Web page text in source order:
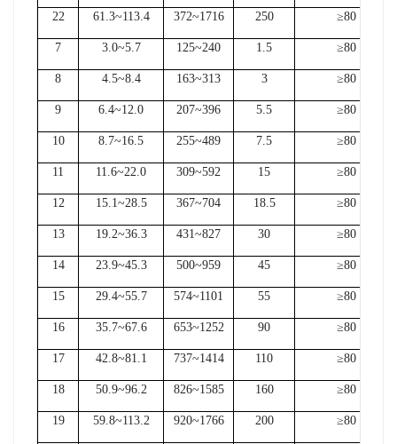
22 61.3~113.4 372~1716 250 ≥80
7 3.0~5.7 125~240 1.5 ≥80
8 4.5~8.4 163~313 3 ≥80
9 6.4~12.0 207~396 5.5 ≥80
10 8.7~16.5 255~489 7.5 ≥80
11 11.6~22.0 309~592 15 ≥80
12 15.1~28.5 367~704 18.5 ≥80
13 19.2~36.3 431~827 30 ≥80
14 23.9~45.3 500~959 45 ≥80
15 29.4~55.7 574~1101 55 ≥80
16 35.7~67.6 653~1252 90 ≥80
17 42.8~81.1 737~1414 110 ≥80
18 50.9~96.2 826~1585 160 ≥80
19 59.8~113.2 920~1766 200 ≥80